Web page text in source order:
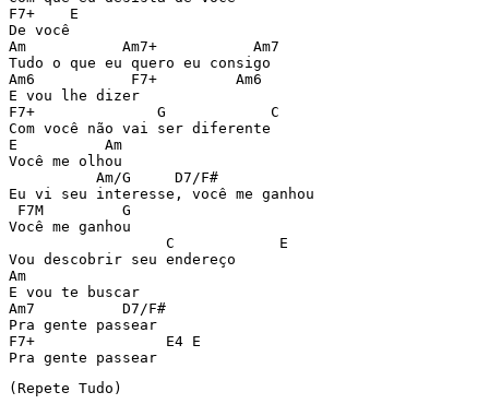
F7+    E
De você
Am           Am7+           Am7
Tudo o que eu quero eu consigo
Am6           F7+         Am6
E vou lhe dizer
F7+              G            C
Com você não vai ser diferente
E          Am
Você me olhou
          Am/G     D7/F#
Eu vi seu interesse, você me ganhou
F7M         G
Você me ganhou
                  C            E
Vou descobrir seu endereço
Am
E vou te buscar
Am7          D7/F#
Pra gente passear
F7+               E4 E
Pra gente passear
(Repete Tudo)